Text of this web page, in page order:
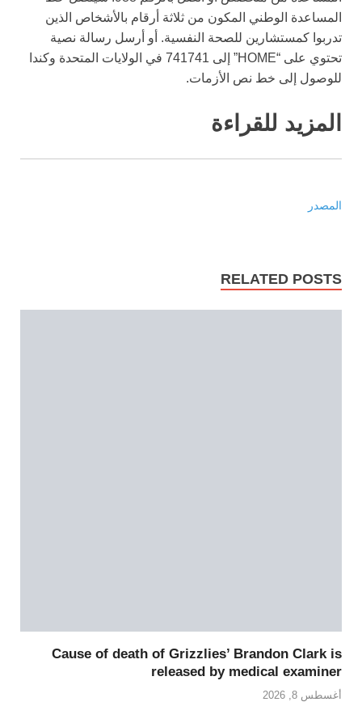
المساعدة الوطني المكون من ثلاثة أرقام بالأشخاص الذين
تدربوا كمستشارين للصحة النفسية. أو أرسل رسالة نصية
تحتوي على “HOME” إلى 741741 في الولايات المتحدة وكندا
للوصول إلى خط نص الأزمات.
المزيد للقراءة
المصدر
RELATED POSTS
Cause of death of Grizzlies’ Brandon Clark is
released by medical examiner
أغسطس 8, 2026